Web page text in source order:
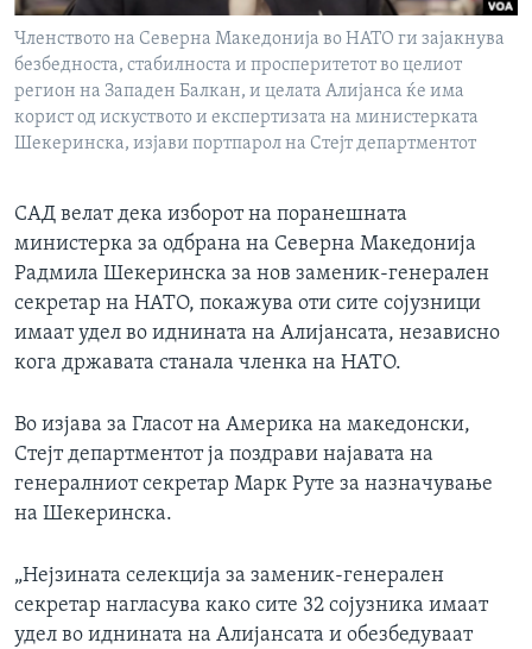
Членството на Северна Македонија во НАТО ги зајакнува
безбедноста, стабилноста и просперитетот во целиот
регион на Западен Балкан, и целата Алијанса ќе има
корист од искуството и експертизата на министерката
Шекеринска, изјави портпарол на Стејт департментот
САД велат дека изборот на поранешната
министерка за одбрана на Северна Македонија
Радмила Шекеринска за нов заменик-генерален
секретар на НАТО, покажува оти сите сојузници
имаат удел во иднината на Алијансата, независно
кога државата станала членка на НАТО.
Во изјава за Гласот на Америка на македонски,
Стејт департментот ја поздрави најавата на
генералниот секретар Марк Руте за назначување
на Шекеринска.
„Нејзината селекција за заменик-генерален
секретар нагласува како сите 32 сојузника имаат
удел во иднината на Алијансата и обезбедуваат